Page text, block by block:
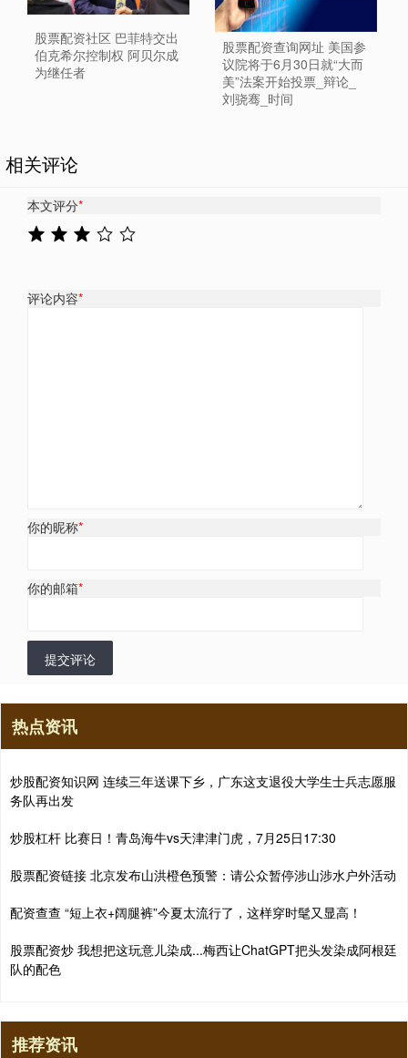
股票配资社区 巴菲特交出
伯克希尔控制权 阿贝尔成
为继任者
股票配资查询网址 美国参
议院将于6月30日就“大而
美”法案开始投票_辩论_
刘骁骞_时间
相关评论
本文评分*
评论内容*
你的昵称*
你的邮箱*
提交评论
热点资讯
炒股配资知识网 连续三年送课下乡，广东这支退役大学生士兵志愿服
务队再出发
炒股杠杆 比赛日！青岛海牛vs天津津门虎，7月25日17:30
股票配资链接 北京发布山洪橙色预警：请公众暂停涉山涉水户外活动
配资查查 “短上衣+阔腿裤”今夏太流行了，这样穿时髦又显高！
股票配资炒 我想把这玩意儿染成...梅西让ChatGPT把头发染成阿根廷
队的配色
推荐资讯